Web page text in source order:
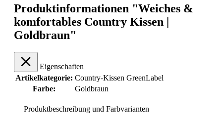
Produktinformationen "Weiches &
komfortables Country Kissen |
Goldbraun"
Eigenschaften
Artikelkategorie: Country-Kissen GreenLabel
Farbe:
Goldbraun
Produktbeschreibung und Farbvarianten